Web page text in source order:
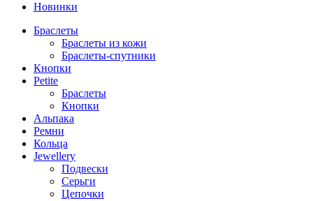
Новинки
Браслеты
Браслеты из кожи
Браслеты-спутники
Кнопки
Petite
Браслеты
Кнопки
Альпака
Ремни
Кольца
Jewellery
Подвески
Серьги
Цепочки